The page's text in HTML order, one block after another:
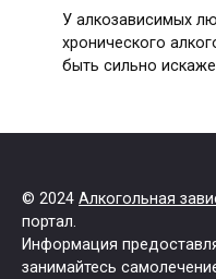
У алкозависимых
хронического
быть сильно
© 2024 Алкогольная
портал.
Информация
занимайтесь